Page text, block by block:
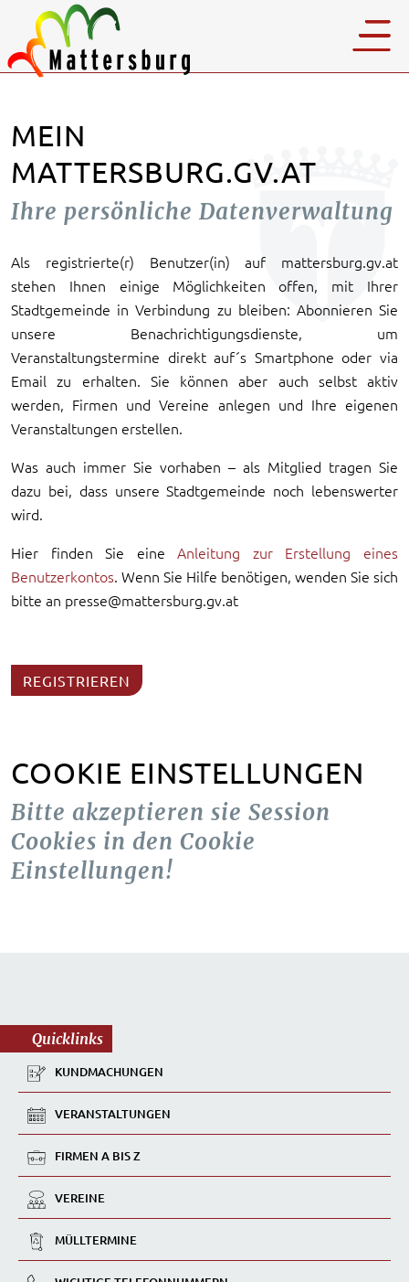
MEIN
MATTERSBURG.GV.AT
Ihre persönliche Datenverwaltung
Als registrierte(r) Benutzer(in) auf mattersburg.gv.at
stehen Ihnen einige Möglichkeiten offen, mit Ihrer
Stadtgemeinde in Verbindung zu bleiben: Abonnieren Sie
unsere Benachrichtigungsdienste, um
Veranstaltungstermine direkt auf´s Smartphone oder via
Email zu erhalten. Sie können aber auch selbst aktiv
werden, Firmen und Vereine anlegen und Ihre eigenen
Veranstaltungen erstellen.
Was auch immer Sie vorhaben – als Mitglied tragen Sie
dazu bei, dass unsere Stadtgemeinde noch lebenswerter
wird.
Hier finden Sie eineAnleitung zur Erstellung eines
Benutzerkontos. Wenn Sie Hilfe benötigen, wenden Sie sich
bitte an presse@mattersburg.gv.at
REGISTRIEREN
COOKIE EINSTELLUNGEN
Bitte akzeptieren sie Session
Cookies in den Cookie
Einstellungen!
Quicklinks
KUNDMACHUNGEN
VERANSTALTUNGEN
FIRMEN A BIS Z
VEREINE
MÜLLTERMINE